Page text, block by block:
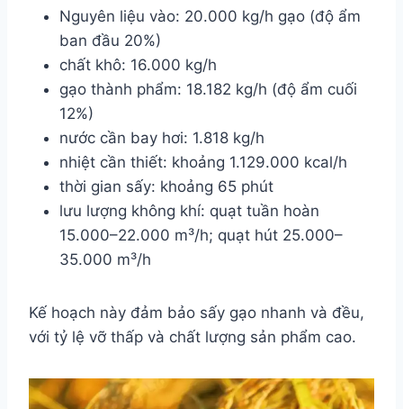
Nguyên liệu vào: 20.000 kg/h gạo (độ ẩm
ban đầu 20%)
chất khô: 16.000 kg/h
gạo thành phẩm: 18.182 kg/h (độ ẩm cuối
12%)
nước cần bay hơi: 1.818 kg/h
nhiệt cần thiết: khoảng 1.129.000 kcal/h
thời gian sấy: khoảng 65 phút
lưu lượng không khí: quạt tuần hoàn
15.000–22.000 m³/h; quạt hút 25.000–
35.000 m³/h
Kế hoạch này đảm bảo sấy gạo nhanh và đều,
với tỷ lệ vỡ thấp và chất lượng sản phẩm cao.